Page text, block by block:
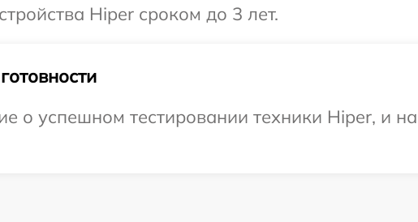
Hiper сроком до 3 лет.
о успешном тестировании техники Hiper, и